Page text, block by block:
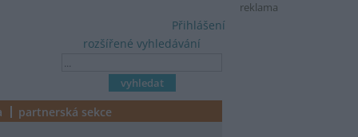
reklama
rozšířené vyhledávání
Přihlášení
partnerská sekce